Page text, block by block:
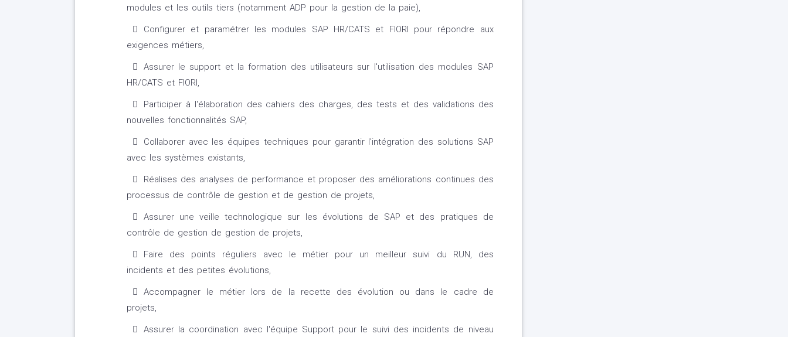
modules et les outils tiers (notamment ADP pour la gestion de la paie),
Configurer et paramétrer les modules SAP HR/CATS et FIORI pour répondre aux
exigences métiers,
Assurer le support et la formation des utilisateurs sur l'utilisation des modules SAP
HR/CATS et FIORI,
Participer à l'élaboration des cahiers des charges, des tests et des validations des
nouvelles fonctionnalités SAP,
Collaborer avec les équipes techniques pour garantir l'intégration des solutions SAP
avec les systèmes existants,
Réalises des analyses de performance et proposer des améliorations continues des
processus de contrôle de gestion et de gestion de projets,
Assurer une veille technologique sur les évolutions de SAP et des pratiques de
contrôle de gestion de gestion de projets,
Faire des points réguliers avec le métier pour un meilleur suivi du RUN, des
incidents et des petites évolutions,
Accompagner le métier lors de la recette des évolution ou dans le cadre de
projets,
Assurer la coordination avec l'équipe Support pour le suivi des incidents de niveau